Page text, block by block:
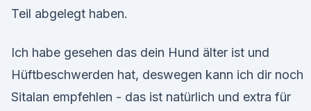
Teil abgelegt haben.
Ich habe gesehen das dein Hund älter ist und
Hüftbeschwerden hat, deswegen kann ich dir noch
Sitalan empfehlen - das ist natürlich und extra für